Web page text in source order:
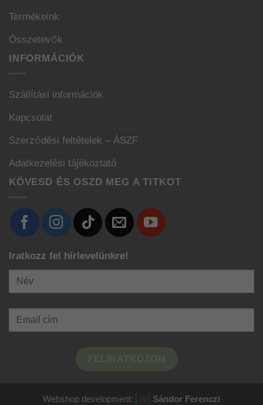
Termékeink
Összetevők
INFORMÁCIÓK
Szállítási információk
Kapcsolat
Szerződési feltételek – ÁSZF
Adatkezelési tájékoztató
KÖVESD ÉS OSZD MEG A TITKOT
Iratkozz fel hírlevelünkre!
FELIRATKOZOM
Webshop development: Sándor Ferenczi